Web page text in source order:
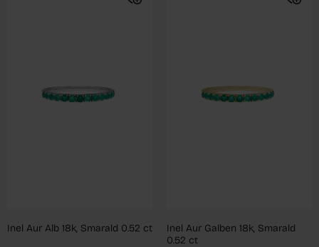
Inel Aur Alb 18k, Smarald 0.52 ct
Inel Aur Galben 18k, Smarald
0.52 ct